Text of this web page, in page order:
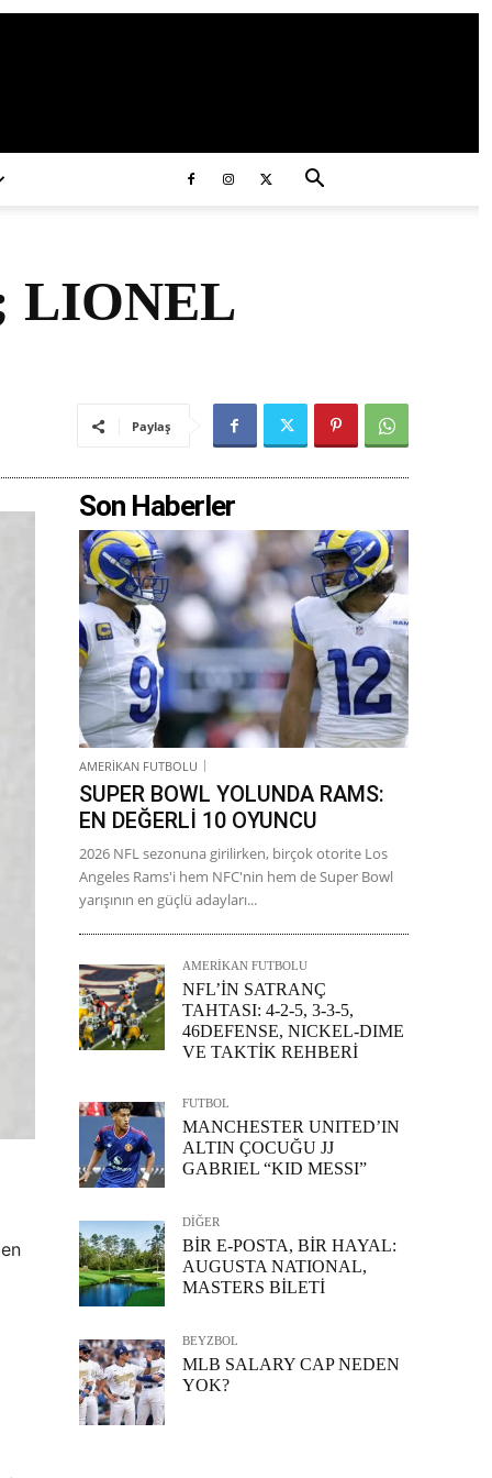
LIONEL
Paylaş
Son Haberler
AMERİKAN FUTBOLU
SUPER BOWL YOLUNDA RAMS:
EN DEĞERLİ 10 OYUNCU
2026 NFL sezonuna girilirken, birçok otorite Los
Angeles Rams'i hem NFC'nin hem de Super Bowl
yarışının en güçlü adayları...
AMERİKAN FUTBOLU
NFL’İN SATRANÇ
TAHTASI: 4-2-5, 3-3-5,
46DEFENSE, NICKEL-DIME
VE TAKTİK REHBERİ
FUTBOL
MANCHESTER UNITED’IN
ALTIN ÇOCUĞU JJ
GABRIEL “KID MESSI”
DİĞER
BİR E-POSTA, BİR HAYAL:
AUGUSTA NATIONAL,
MASTERS BİLETİ
BEYZBOL
MLB SALARY CAP NEDEN
YOK?